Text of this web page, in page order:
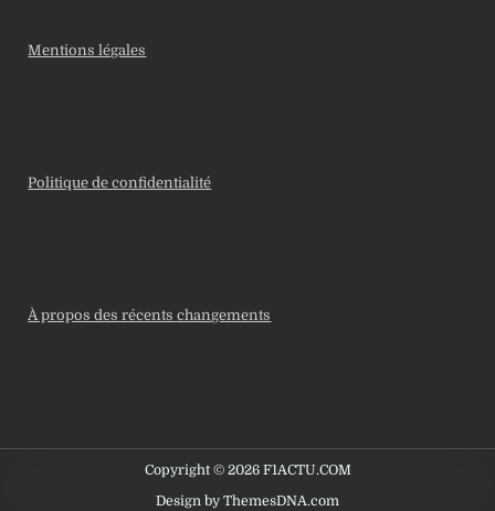
Mentions légales
Politique de confidentialité
À propos des récents changements
Copyright © 2026 F1ACTU.COM
Design by ThemesDNA.com